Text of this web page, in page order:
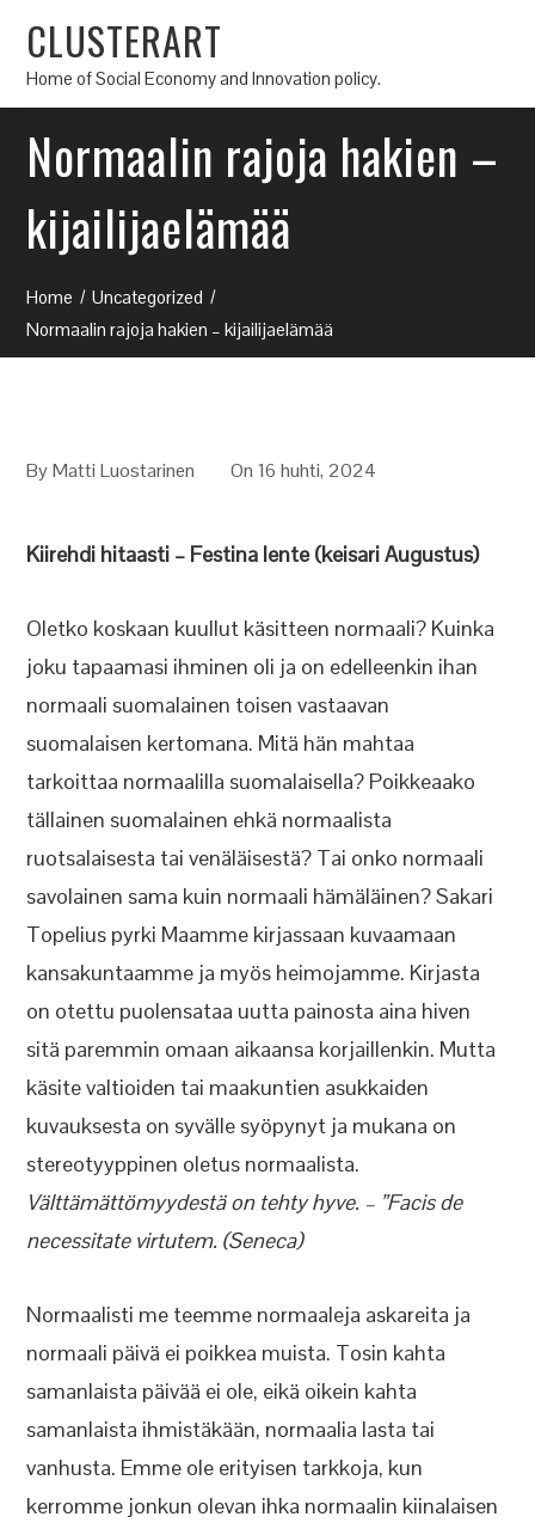
CLUSTERART
Home of Social Economy and Innovation policy.
Normaalin rajoja hakien –
kijailijaelämää
Home
Uncategorized
Normaalin rajoja hakien – kijailijaelämää
ByMatti Luostarinen On 16 huhti, 2024
Kiirehdi hitaasti – Festina lente (keisari Augustus)
Oletko koskaan kuullut käsitteen normaali? Kuinka
joku tapaamasi ihminen oli ja on edelleenkin ihan
normaali suomalainen toisen vastaavan
suomalaisen kertomana. Mitä hän mahtaa
tarkoittaa normaalilla suomalaisella? Poikkeaako
tällainen suomalainen ehkä normaalista
ruotsalaisesta tai venäläisestä? Tai onko normaali
savolainen sama kuin normaali hämäläinen? Sakari
Topelius pyrki Maamme kirjassaan kuvaamaan
kansakuntaamme ja myös heimojamme. Kirjasta
on otettu puolensataa uutta painosta aina hiven
sitä paremmin omaan aikaansa korjaillenkin. Mutta
käsite valtioiden tai maakuntien asukkaiden
kuvauksesta on syvälle syöpynyt ja mukana on
stereotyyppinen oletus normaalista.
Välttämättömyydestä on tehty hyve. – ”Facis de
necessitate virtutem. (Seneca)
Normaalisti me teemme normaaleja askareita ja
normaali päivä ei poikkea muista. Tosin kahta
samanlaista päivää ei ole, eikä oikein kahta
samanlaista ihmistäkään, normaalia lasta tai
vanhusta. Emme ole erityisen tarkkoja, kun
kerromme jonkun olevan ihka normaalin kiinalaisen